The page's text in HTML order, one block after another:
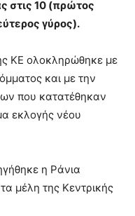
στις 10 (πρώτος
γύρος).
ΚΕ ολοκληρώθηκε με
και με την
που κατατέθηκαν
εκλογής νέου
η Ράνια
μέλη της Κεντρικής